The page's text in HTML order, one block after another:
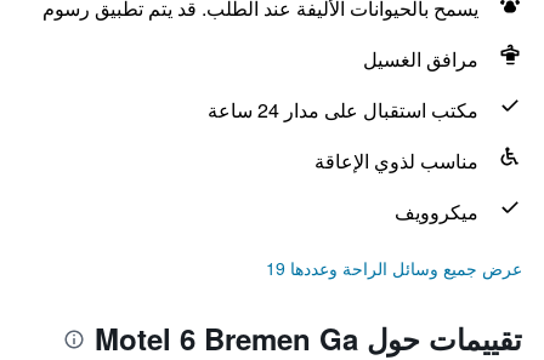
يسمح بالحيوانات الأليفة عند الطلب. قد يتم تطبيق رسوم
مرافق الغسيل
مكتب استقبال على مدار 24 ساعة
مناسب لذوي الإعاقة
ميكروويف
عرض جميع وسائل الراحة وعددها 19
تقييمات حول Motel 6 Bremen Ga